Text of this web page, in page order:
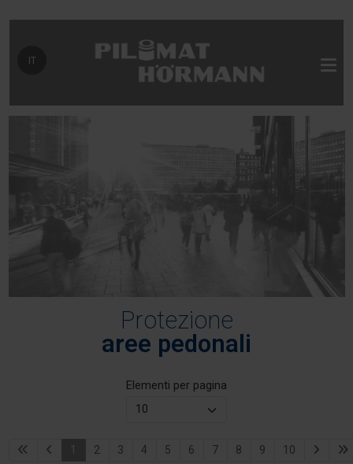
Seleziona la tua lingua
IT
Protezione
aree pedonali
Elementi per pagina
1 2 3 4 5 6 7 8 9 10